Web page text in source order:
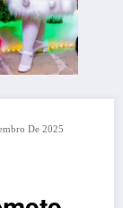
De 2025